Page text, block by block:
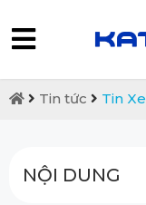
Tin tức Tin Xe
NỘI DUNG